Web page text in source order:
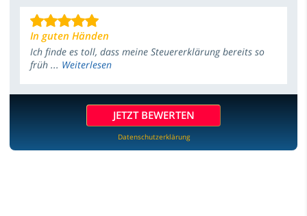
In guten Händen
Ich finde es toll, dass meine Steuererklärung bereits so
früh ... Weiterlesen
JETZT BEWERTEN
Datenschutzerklärung